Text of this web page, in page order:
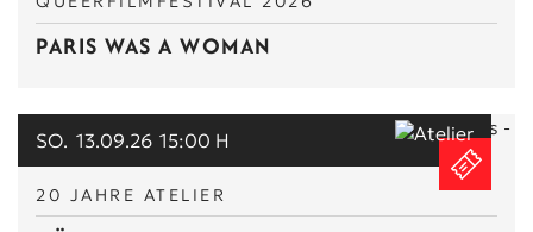
PARIS WAS A WOMAN
20 JAHRE ATELIER
SO. 13.09.26 15:00 H